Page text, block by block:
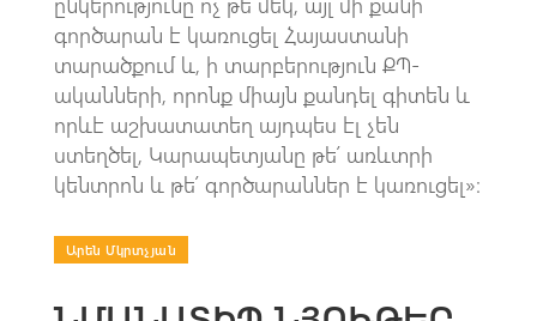
գործարան է կառուցել Հայաստանի
տարածքում և, ի տարբերություն ՔՊ-
ականների, որոնք միայն քանդել գիտեն և
որևէ աշխատատեղ այդպես էլ չեն
ստեղծել, Կարապետյանը թե՛ առևտրի
կենտրոն և թե՛ գործարաններ է կառուցել»։
Արեն Մկրտչյան